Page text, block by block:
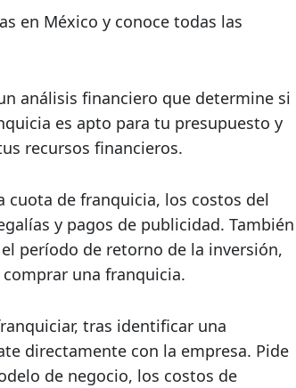
en México y conoce todas las
análisis financiero que determine si
es apto para tu presupuesto y
recursos financieros.
cuota de franquicia, los costos del
y pagos de publicidad. También
período de retorno de la inversión,
una franquicia.
tras identificar una
directamente con la empresa. Pide
de negocio, los costos de